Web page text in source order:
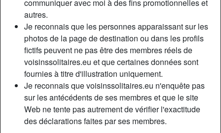
communiquer avec moi à des fins promotionnelles et
autres.
Je reconnais que les personnes apparaissant sur les
photos de la page de destination ou dans les profils
fictifs peuvent ne pas être des membres réels de
voisinssolitaires.eu et que certaines données sont
fournies à titre d'illustration uniquement.
Je reconnais que voisinssolitaires.eu n'enquête pas
sur les antécédents de ses membres et que le site
Web ne tente pas autrement de vérifier l'exactitude
des déclarations faites par ses membres.
Tags
Sexe par caméra Massage Fellation
Oral Jeu de rôle Romantique
Regarder du porno Drogues douces
Jouets sexuels Branlette Milf
Sexe mature Mamie sexe